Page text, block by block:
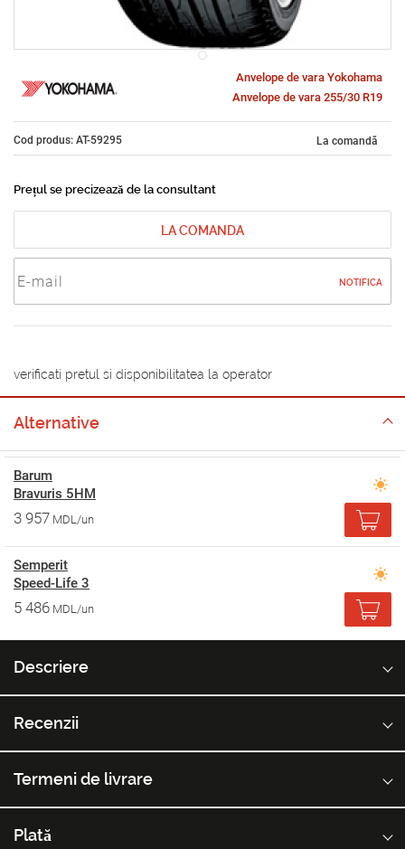
Anvelope de vara Yokohama
Anvelope de vara 255/30 R19
Cod produs: AT-59295 La comandă
Prețul se precizează de la consultant
LA COMANDA
NOTIFICA
verificati pretul si disponibilitatea la operator
Alternative
Barum
Bravuris 5HM
3 957 MDL/un
Semperit
Speed-Life 3
5 486 MDL/un
Descriere
Recenzii
Termeni de livrare
Plată